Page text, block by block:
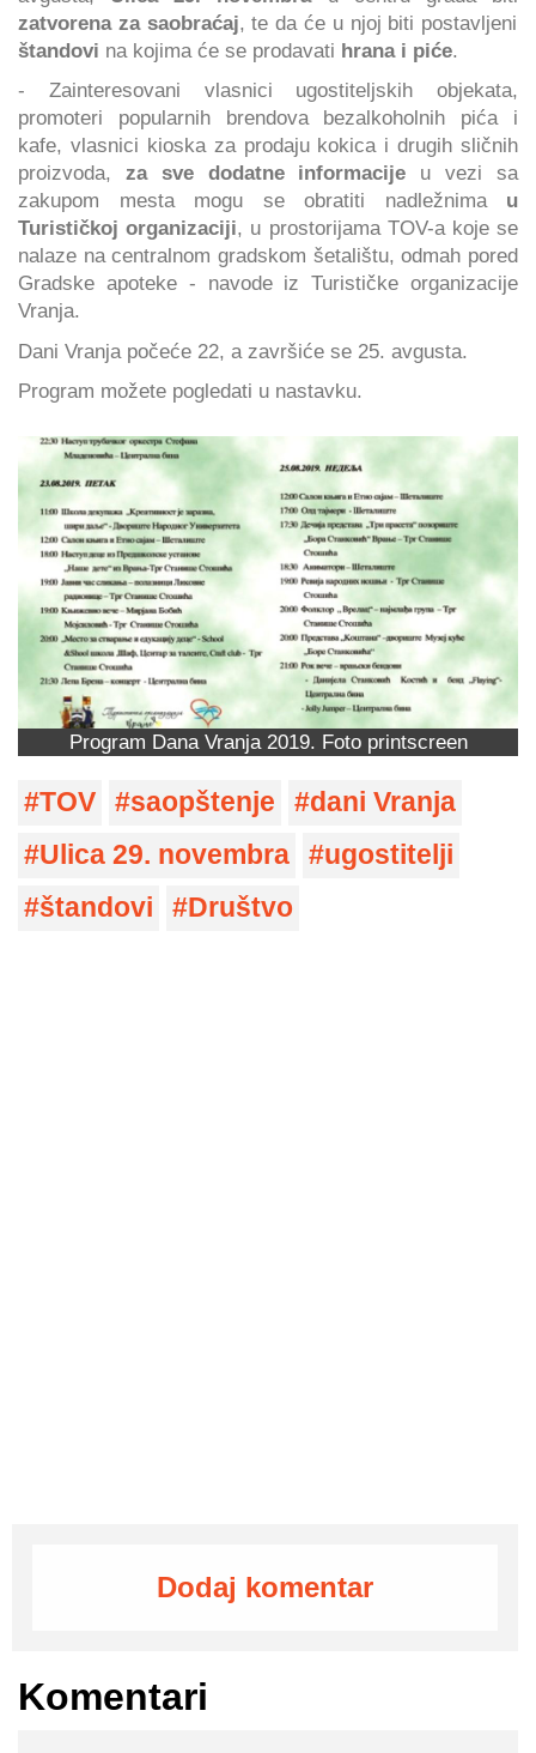
zatvorena za saobraćaj, te da će u njoj biti postavljeni
štandovi na kojima će se prodavati hrana i piće.
- Zainteresovani vlasnici ugostiteljskih objekata,
promoteri popularnih brendova bezalkoholnih pića i
kafe, vlasnici kioska za prodaju kokica i drugih sličnih
proizvoda, za sve dodatne informacije u vezi sa
zakupom mesta mogu se obratiti nadležnima u
Turističkoj organizaciji, u prostorijama TOV-a koje se
nalaze na centralnom gradskom šetalištu, odmah pored
Gradske apoteke - navode iz Turističke organizacije
Vranja.
Dani Vranja počeće 22, a završiće se 25. avgusta.
Program možete pogledati u nastavku.
Program Dana Vranja 2019. Foto printscreen
TOV saopštenje
dani Vranja
Ulica 29. novembra
ugostitelji
štandovi
Društvo
Dodaj komentar
Komentari